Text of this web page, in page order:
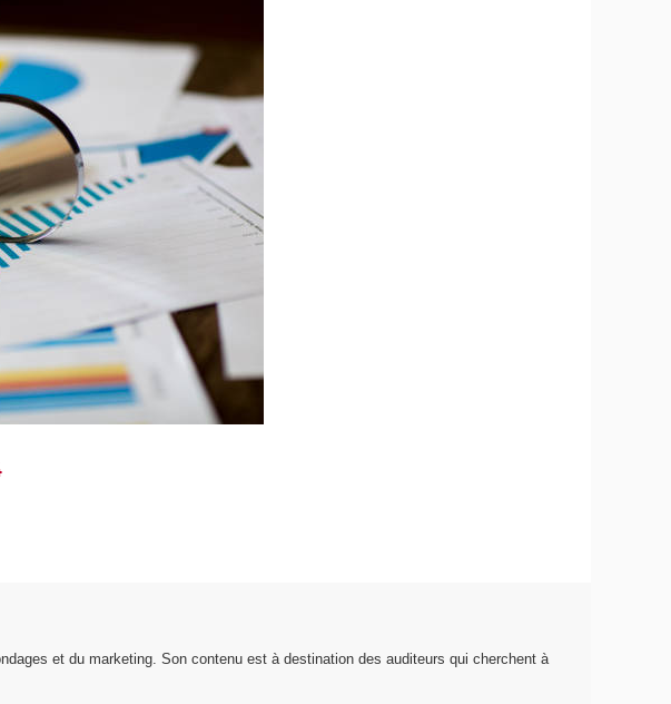
et du marketing. Son contenu est à destination des auditeurs qui cherchent à